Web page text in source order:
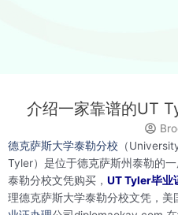
介绍一家靠谱的UT
德克萨斯大学泰勒分校 （
Tyler）是位于德克萨斯州泰勒的
泰勒分校文凭购买， UT Tyler毕业
理德克萨斯大学泰勒分校文凭，